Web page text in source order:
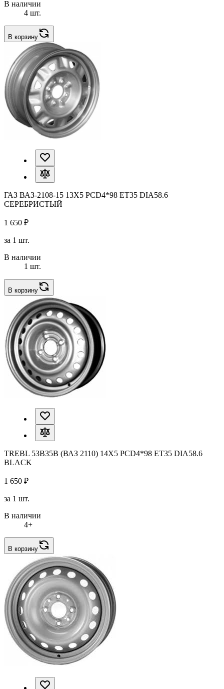
В наличии
4 шт.
В корзину
ГАЗ ВАЗ-2108-15 13X5 PCD4*98 ET35 DIA58.6
СЕРЕБРИСТЫЙ
1 650 ₽
за 1 шт.
В наличии
1 шт.
В корзину
TREBL 53B35B (ВАЗ 2110) 14X5 PCD4*98 ET35 DIA58.6
BLACK
1 650 ₽
за 1 шт.
В наличии
4+
В корзину